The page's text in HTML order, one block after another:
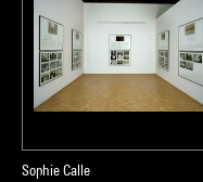
Sophie Calle